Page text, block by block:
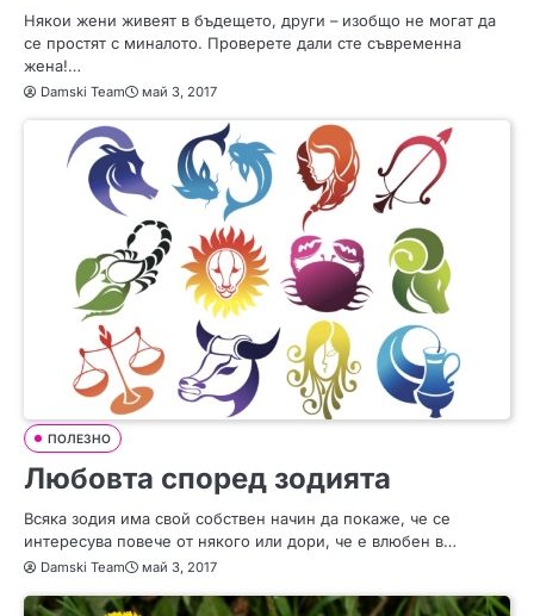
Някои жени живеят в бъдещето, други – изобщо не могат да
се простят с миналото. Проверете дали сте съвременна
жена!…
Damski Team май 3, 2017
ПОЛЕЗНО
Любовта според зодията
Всяка зодия има свой собствен начин да покаже, че се
интересува повече от някого или дори, че е влюбен в…
Damski Team май 3, 2017